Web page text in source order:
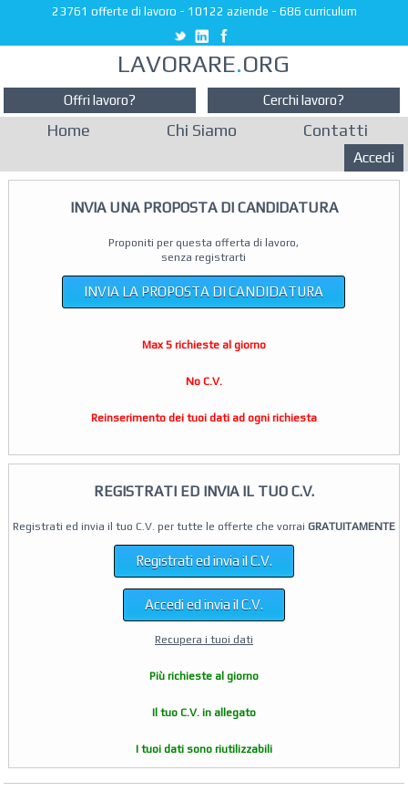
23761 offerte di lavoro - 10122 aziende - 686 curriculum
LAVORARE.ORG
Offri lavoro? Cerchi lavoro?
Home Chi Siamo Contatti
Accedi
INVIA UNA PROPOSTA DI CANDIDATURA
Proponiti per questa offerta di lavoro,
senza registrarti
INVIA LA PROPOSTA DI CANDIDATURA
Max 5 richieste al giorno
No C.V.
Reinserimento dei tuoi dati ad ogni richiesta
REGISTRATI ED INVIA IL TUO C.V.
Registrati ed invia il tuo C.V. per tutte le offerte che vorrai GRATUITAMENTE
Registrati ed invia il C.V.
Accedi ed invia il C.V.
Recupera i tuoi dati
Più richieste al giorno
Il tuo C.V. in allegato
I tuoi dati sono riutilizzabili